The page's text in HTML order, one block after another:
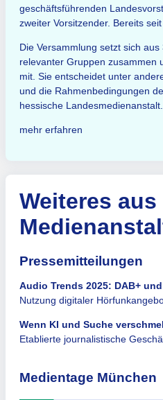
geschäftsführenden
zweiter Vorsitzender. Bereits
Die Versammlung setzt sich
relevanter Gruppen zusammen
mit. Sie entscheidet unter
und die Rahmenbedingungen
hessische Landesmedienanstalt.
mehr erfahren
Weiteres
Pressemitteilungen
Audio Trends 2025: DAB+
Nutzung digitaler
Wenn KI und Suche
Etablierte journalistische
Medientage München